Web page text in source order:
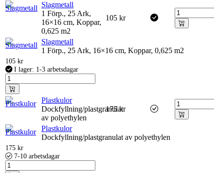
Slagmetall
1 Förp., 25 Ark,
16×16 cm, Koppar,
0,625 m2
105 kr
Slagmetall
1 Förp., 25 Ark, 16×16 cm, Koppar, 0,625 m2
105 kr
I lager: 1-3 arbetsdagar
Plastkulor
Dockfyllning/plastgranulat
av polyethylen
175kr
Plastkulor
Dockfyllning/plastgranulat av polyethylen
175 kr
7-10 arbetsdagar